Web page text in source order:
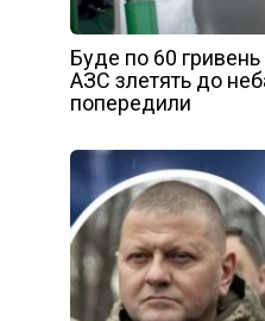
Буде по 60 гривень
АЗС злетять до
попередили